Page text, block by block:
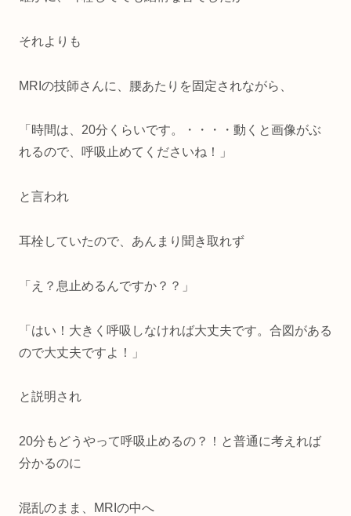
それよりも
MRIの技師さんに、腰あたりを固定されながら、
「時間は、20分くらいです。・・・・動くと画像がぶ
れるので、呼吸止めてくださいね！」
と言われ
耳栓していたので、あんまり聞き取れず
「え？息止めるんですか？？」
「はい！大きく呼吸しなければ大丈夫です。合図がある
ので大丈夫ですよ！」
と説明され
20分もどうやって呼吸止めるの？！と普通に考えれば
分かるのに
混乱のまま、MRIの中へ